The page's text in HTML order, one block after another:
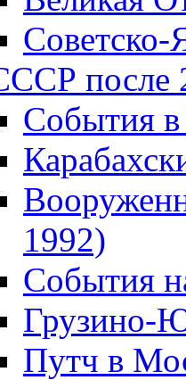
Советско-
после
События в
1992)
События
Грузино-
Путч в